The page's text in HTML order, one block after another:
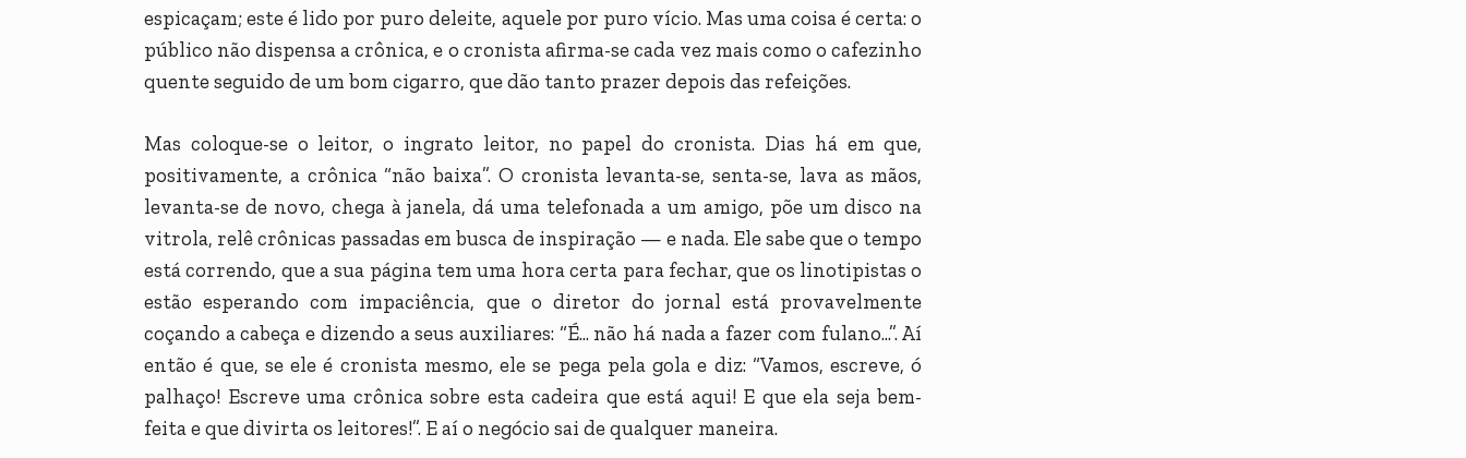
espicaçam; este é lido por puro deleite, aquele por puro vício. Mas uma coisa é certa: o
público não dispensa a crônica, e o cronista afirma-se cada vez mais como o cafezinho
quente seguido de um bom cigarro, que dão tanto prazer depois das refeições.
Mas coloque-se o leitor, o ingrato leitor, no papel do cronista. Dias há em que,
positivamente, a crônica “não baixa”. O cronista levanta-se, senta-se, lava as mãos,
levanta-se de novo, chega à janela, dá uma telefonada a um amigo, põe um disco na
vitrola, relê crônicas passadas em busca de inspiração — e nada. Ele sabe que o tempo
está correndo, que a sua página tem uma hora certa para fechar, que os linotipistas o
estão esperando com impaciência, que o diretor do jornal está provavelmente
coçando a cabeça e dizendo a seus auxiliares: “É... não há nada a fazer com fulano...”. Aí
então é que, se ele é cronista mesmo, ele se pega pela gola e diz: “Vamos, escreve, ó
palhaço! Escreve uma crônica sobre esta cadeira que está aqui! E que ela seja bem-
feita e que divirta os leitores!”. E aí o negócio sai de qualquer maneira.